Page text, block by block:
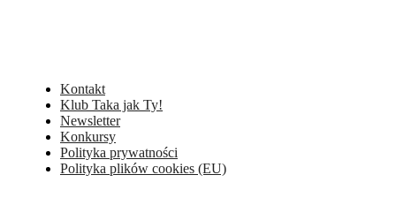
Kontakt
Klub Taka jak Ty!
Newsletter
Konkursy
Polityka prywatności
Polityka plików cookies (EU)